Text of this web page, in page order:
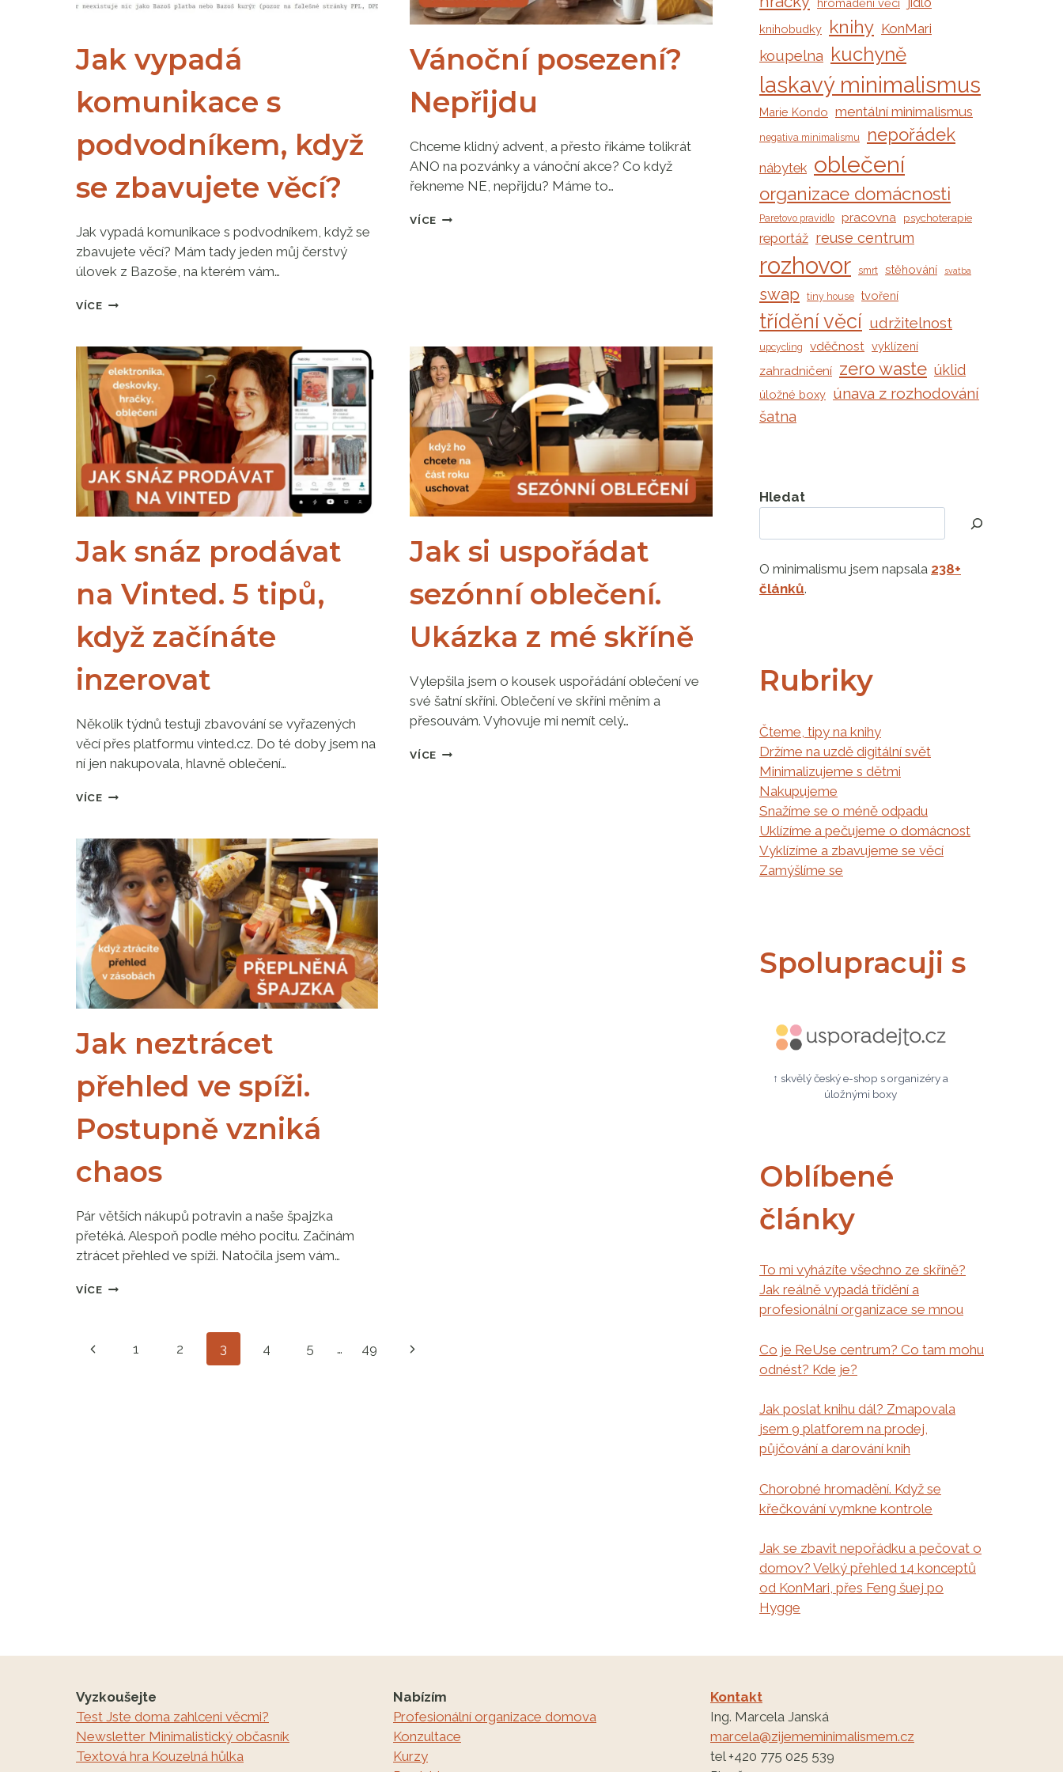
Jak vypadá
komunikace s
podvodníkem, když
se zbavujete věcí?
Jak vypadá komunikace s podvodníkem, když se
zbavujete věcí? Mám tady jeden můj čerstvý
úlovek z Bazoše, na kterém vám…
VÍCEJAK
S
PODVODNÍKEM,
KDYŽ
ZBAVUJETE
VĚCÍ?
Vánoční posezení?
Nepřijdu
Chceme klidný advent, a přesto říkáme tolikrát
ANO na pozvánky a vánoční akce? Co když
řekneme NE, nepřijdu? Máme to…
VÍCEVÁNOČNÍ
Jak snáz prodávat
na Vinted. 5 tipů,
když začínáte
inzerovat
Několik týdnů testuji zbavování se vyřazených
věcí přes platformu vinted.cz. Do té doby jsem na
ní jen nakupovala, hlavně oblečení…
VÍCEJAK
NA
VINTED.
5
TIPŮ,
KDYŽ
ZAČÍNÁTE
INZEROVAT
Jak si uspořádat
sezónní oblečení.
Ukázka z mé skříně
Vylepšila jsem o kousek uspořádání oblečení ve
své šatní skříni. Oblečení ve skříni měním a
přesouvám. Vyhovuje mi nemít celý…
VÍCEJAK
Jak neztrácet
přehled ve spíži.
Postupně vzniká
chaos
Pár větších nákupů potravin a naše špajzka
přetéká. Alespoň podle mého pocitu. Začínám
ztrácet přehled ve spíži. Natočila jsem vám…
VÍCEJAK
SPÍŽI.
Navigace
Předchozí
1 2 3 4 5 … 49
Další
hromadění věcí
knihobudky knihy KonMari
koupelna kuchyně
laskavý minimalismus
Marie Kondo mentální minimalismus
negativa minimalismu nepořádek
nábytek oblečení
organizace domácnosti
Paretovo pravidlo pracovna psychoterapie
reportáž reuse centrum
rozhovor smrt stěhování svatba
swap tiny house tvoření
třídění věcí udržitelnost
upcycling vděčnost vyklízení
zahradničení zero waste úklid
úložné boxy únava z rozhodování
šatna
Hledat
O minimalismu jsem napsala 238+
článků.
Rubriky
Čteme, tipy na knihy
Držíme na uzdě digitální svět
Minimalizujeme s dětmi
Nakupujeme
Snažíme se o méně odpadu
Uklízíme a pečujeme o domácnost
Vyklízíme a zbavujeme se věcí
Zamýšlíme se
Spolupracuji s
↑ skvělý český e-shop s organizéry a
úložnými boxy
Oblíbené
články
To mi vyházíte všechno ze skříně?
Jak reálně vypadá třídění a
profesionální organizace se mnou
Co je ReUse centrum? Co tam mohu
odnést? Kde je?
Jak poslat knihu dál? Zmapovala
jsem 9 platforem na prodej,
půjčování a darování knih
Chorobné hromadění. Když se
křečkování vymkne kontrole
Jak se zbavit nepořádku a pečovat o
domov? Velký přehled 14 konceptů
od KonMari, přes Feng šuej po
Hygge
Vyzkoušejte
Test Jste doma zahlceni věcmi?
Newsletter Minimalistický občasník
Textová hra Kouzelná hůlka
Nabízím
Profesionální organizace domova
Konzultace
Kurzy
Kontakt
Ing. Marcela Janská
marcela@zijememinimalismem.cz
tel +420 775 025 539